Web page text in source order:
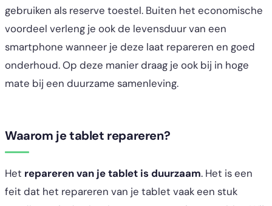
gebruiken als reserve toestel. Buiten het economische
voordeel verleng je ook de levensduur van een
smartphone wanneer je deze laat repareren en goed
onderhoud. Op deze manier draag je ook bij in hoge
mate bij een duurzame samenleving.
Waarom je tablet repareren?
Het repareren van je tablet is duurzaam. Het is een
feit dat het repareren van je tablet vaak een stuk